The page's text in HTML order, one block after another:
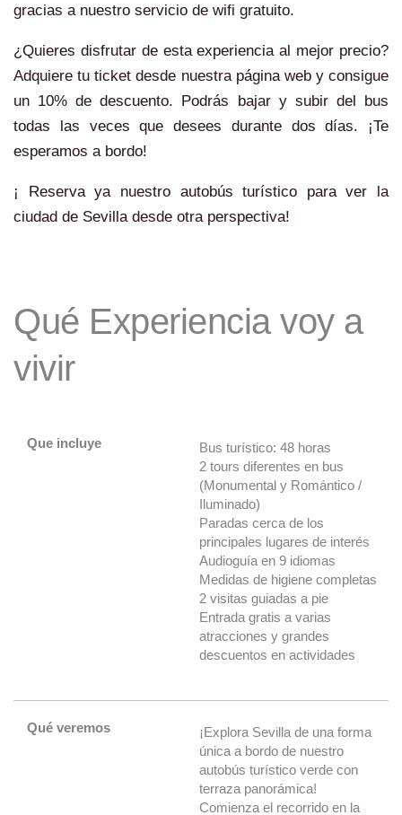
gracias a nuestro servicio de wifi gratuito.
¿Quieres disfrutar de esta experiencia al mejor precio?
Adquiere tu ticket desde nuestra página web y consigue
un 10% de descuento. Podrás bajar y subir del bus
todas las veces que desees durante dos días. ¡Te
esperamos a bordo!
¡ Reserva ya nuestro autobús turístico para ver la
ciudad de Sevilla desde otra perspectiva!
Qué Experiencia voy a
vivir
Que incluye
Bus turístico: 48 horas
2 tours diferentes en bus
(Monumental y Romántico /
Iluminado)
Paradas cerca de los
principales lugares de interés
Audioguía en 9 idiomas
Medidas de higiene completas
2 visitas guiadas a pie
Entrada gratis a varias
atracciones y grandes
descuentos en actividades
Qué veremos
¡Explora Sevilla de una forma
única a bordo de nuestro
autobús turístico verde con
terraza panorámica!
Comienza el recorrido en la